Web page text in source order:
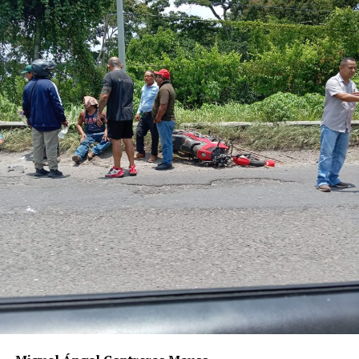
algún otro factor, por lo que serán las investigaciones
correspondientes las que determinen el origen del
siniestro.